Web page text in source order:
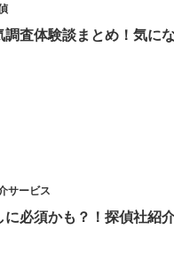
調査体験談まとめ！気に
サービス
に必須かも？！探偵社紹